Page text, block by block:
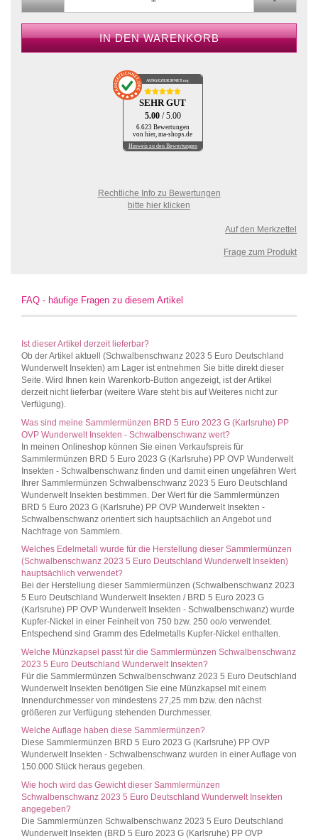
AUSGEZEICHNET.org
SEHR GUT
5.00 / 5.00
6.623 Bewertungen
von hier, ma-shops.de
Hinweis zu den Bewertungen
Rechtliche Info zu Bewertungen
bitte hier klicken
Auf den Merkzettel
Frage zum Produkt
FAQ - häufige Fragen zu diesem Artikel
Ist dieser Artikel derzeit lieferbar?
Ob der Artikel aktuell (Schwalbenschwanz 2023 5 Euro Deutschland
Wunderwelt Insekten) am Lager ist entnehmen Sie bitte direkt dieser
Seite. Wird Ihnen kein Warenkorb-Button angezeigt, ist der Artikel
derzeit nicht lieferbar (weitere Ware steht bis auf Weiteres nicht zur
Verfügung).
Was sind meine Sammlermünzen BRD 5 Euro 2023 G (Karlsruhe) PP
OVP Wunderwelt Insekten - Schwalbenschwanz wert?
In meinen Onlineshop können Sie einen Verkaufspreis für
Sammlermünzen BRD 5 Euro 2023 G (Karlsruhe) PP OVP Wunderwelt
Insekten - Schwalbenschwanz finden und damit einen ungefähren Wert
Ihrer Sammlermünzen Schwalbenschwanz 2023 5 Euro Deutschland
Wunderwelt Insekten bestimmen. Der Wert für die Sammlermünzen
BRD 5 Euro 2023 G (Karlsruhe) PP OVP Wunderwelt Insekten -
Schwalbenschwanz orientiert sich hauptsächlich an Angebot und
Nachfrage von Sammlern.
Welches Edelmetall wurde für die Herstellung dieser Sammlermünzen
(Schwalbenschwanz 2023 5 Euro Deutschland Wunderwelt Insekten)
hauptsächlich verwendet?
Bei der Herstellung dieser Sammlermünzen (Schwalbenschwanz 2023
5 Euro Deutschland Wunderwelt Insekten / BRD 5 Euro 2023 G
(Karlsruhe) PP OVP Wunderwelt Insekten - Schwalbenschwanz) wurde
Kupfer-Nickel in einer Feinheit von 750 bzw. 250 oo/o verwendet.
Entspechend sind Gramm des Edelmetalls Kupfer-Nickel enthalten.
Welche Münzkapsel passt für die Sammlermünzen Schwalbenschwanz
2023 5 Euro Deutschland Wunderwelt Insekten?
Für die Sammlermünzen Schwalbenschwanz 2023 5 Euro Deutschland
Wunderwelt Insekten benötigen Sie eine Münzkapsel mit einem
Innendurchmesser von mindestens 27,25 mm bzw. den nächst
größeren zur Verfügung stehenden Durchmesser.
Welche Auflage haben diese Sammlermünzen?
Diese Sammlermünzen BRD 5 Euro 2023 G (Karlsruhe) PP OVP
Wunderwelt Insekten - Schwalbenschwanz wurden in einer Auflage von
150.000 Stück heraus gegeben.
Wie hoch wird das Gewicht dieser Sammlermünzen
Schwalbenschwanz 2023 5 Euro Deutschland Wunderwelt Insekten
angegeben?
Die Sammlermünzen Schwalbenschwanz 2023 5 Euro Deutschland
Wunderwelt Insekten (BRD 5 Euro 2023 G (Karlsruhe) PP OVP